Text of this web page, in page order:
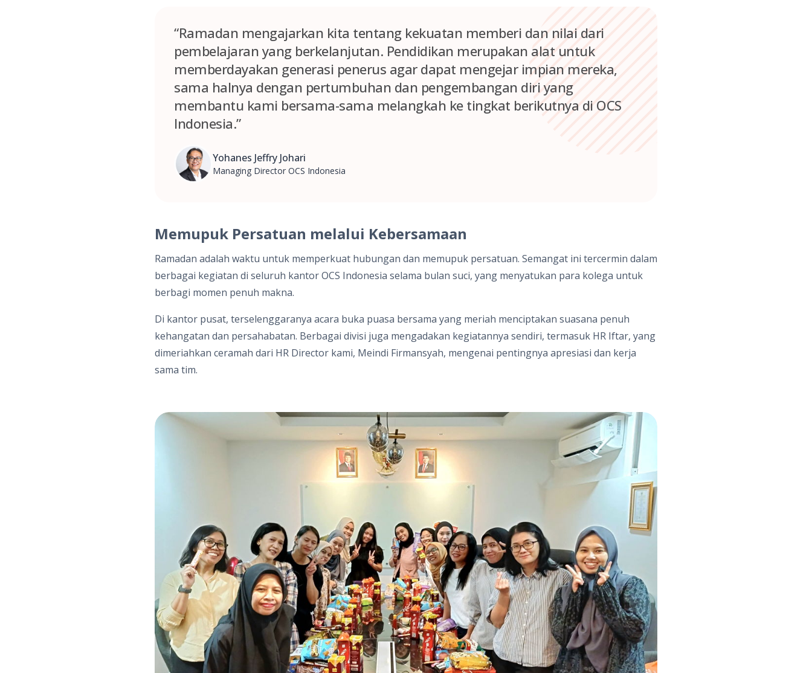
“Ramadan mengajarkan kita tentang kekuatan memberi dan nilai dari
pembelajaran yang berkelanjutan. Pendidikan merupakan alat untuk
memberdayakan generasi penerus agar dapat mengejar impian mereka,
sama halnya dengan pertumbuhan dan pengembangan diri yang
membantu kami bersama-sama melangkah ke tingkat berikutnya di OCS
Indonesia.”
Yohanes Jeffry Johari
Managing Director OCS Indonesia
Memupuk Persatuan melalui Kebersamaan
Ramadan adalah waktu untuk memperkuat hubungan dan memupuk persatuan. Semangat ini tercermin dalam
berbagai kegiatan di seluruh kantor OCS Indonesia selama bulan suci, yang menyatukan para kolega untuk
berbagi momen penuh makna.
Di kantor pusat, terselenggaranya acara buka puasa bersama yang meriah menciptakan suasana penuh
kehangatan dan persahabatan. Berbagai divisi juga mengadakan kegiatannya sendiri, termasuk HR Iftar, yang
dimeriahkan ceramah dari HR Director kami, Meindi Firmansyah, mengenai pentingnya apresiasi dan kerja
sama tim.